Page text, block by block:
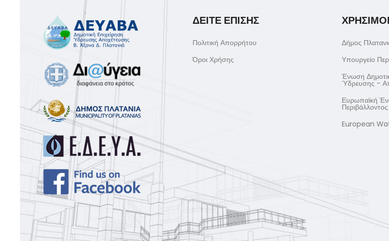
ΔΕΙΤΕ ΕΠΙΣΗΣ
Πολιτική Απορρήτου
Όροι Χρήσης
Δήμος
Υπουργείο
Ένωση
Ύδρευσης -
Ευρωπαϊκή
Περιβάλλοντος
European